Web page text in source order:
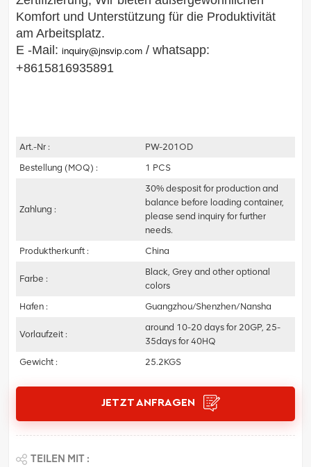
Komfort und Unterstützung für die Produktivität
am Arbeitsplatz.
E -Mail: inquiry@jnsvip.com / whatsapp:
+8615816935891
Art.-Nr :
PW-201OD
Bestellung (MOQ) :
1 PCS
Zahlung :
30% desposit for production and
balance before loading container,
please send inquiry for further
needs.
Produktherkunft :
China
Farbe :
Black, Grey and other optional
colors
Hafen :
Guangzhou/Shenzhen/Nansha
Vorlaufzeit :
around 10-20 days for 20GP, 25-
35days for 40HQ
Gewicht :
25.2KGS
JETZT ANFRAGEN
TEILEN MIT :